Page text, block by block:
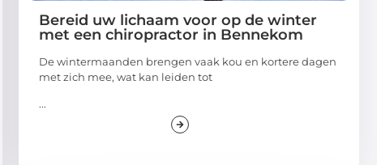
Bereid uw lichaam voor op de winter
met een chiropractor in Bennekom
De wintermaanden brengen vaak kou en kortere dagen
met zich mee, wat kan leiden tot
...